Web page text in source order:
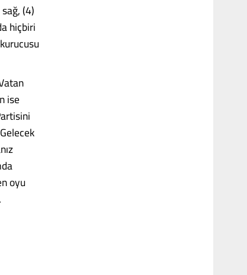
(4)
hiçbiri
ise
oyu